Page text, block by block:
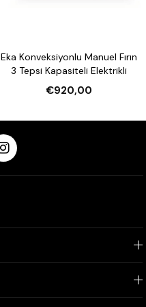
Eka Konveksiyonlu Manuel Fırın
3 Tepsi Kapasiteli Elektrikli
€920,00